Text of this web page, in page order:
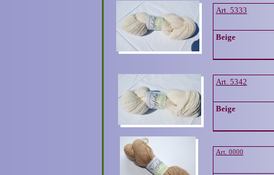
Art. 5333
Beige
Art. 5342
Beige
Art. 0000